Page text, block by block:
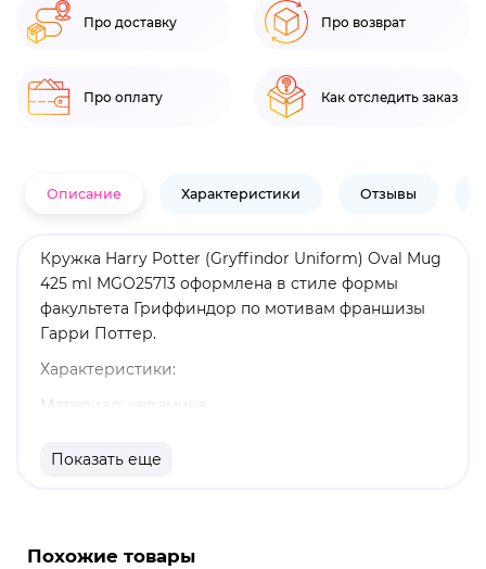
Про доставку Про возврат
Про оплату Как отследить заказ
Описание Характеристики Отзывы
Кружка Harry Potter (Gryffindor Uniform) Oval Mug
425 ml MGO25713 оформлена в стиле формы
факультета Гриффиндор по мотивам франшизы
Гарри Поттер.
Характеристики:
Материал: керамика
Гриффиндор- один из факультетов школы
Показать еще
Похожие товары